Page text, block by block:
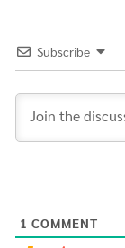
Subscribe
1 COMMENT